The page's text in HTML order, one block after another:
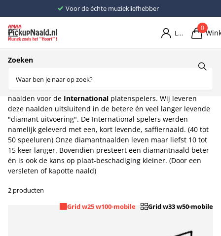
Voor de échte muziekliefhebber
Zoeken
Login
0
Home
naalden voor de International platenspelers. Wij leveren
deze naalden uitsluitend in de betere én veel langer levende
"diamant uitvoering". De International spelers werden
namelijk geleverd met een, kort levende, saffiernaald. (40 tot
50 speeluren) Onze diamantnaalden leven maar liefst 10 tot
15 keer langer. Bovendien presteert een diamantnaald beter
én is ook de kans op plaat-beschadiging kleiner. (Door een
versleten of kapotte naald)
2 producten
Grid w25 w100-mobile
Grid w33 w50-mobile